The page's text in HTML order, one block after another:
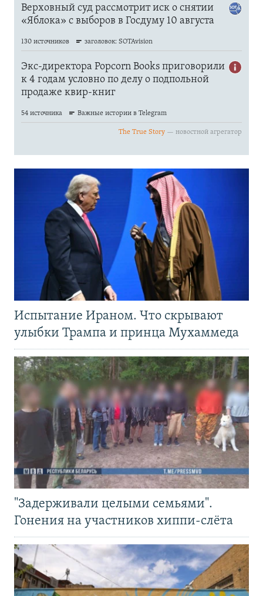
Испытание Ираном. Что скрывают
улыбки Трампа и принца Мухаммеда
"Задерживали целыми семьями".
Гонения на участников хиппи-слёта